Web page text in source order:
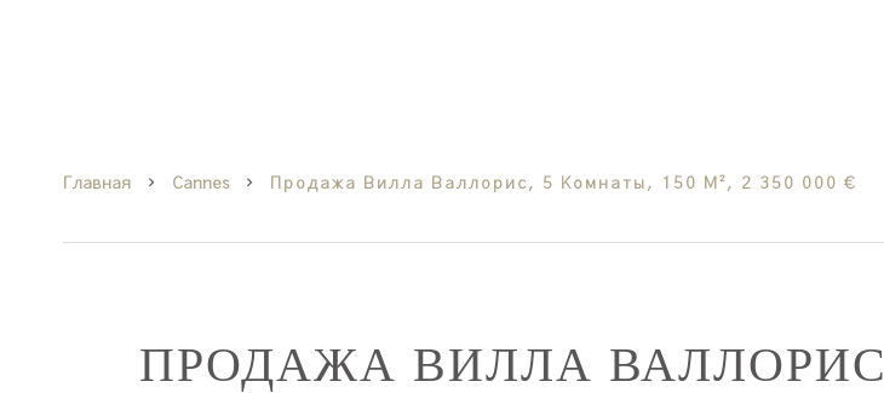
Главная Cannes Продажа Вилла Валлорис, 5 Комнаты, 150 М², 2 350 000 €
ПРОДАЖА ВИЛЛА ВАЛЛОРИС